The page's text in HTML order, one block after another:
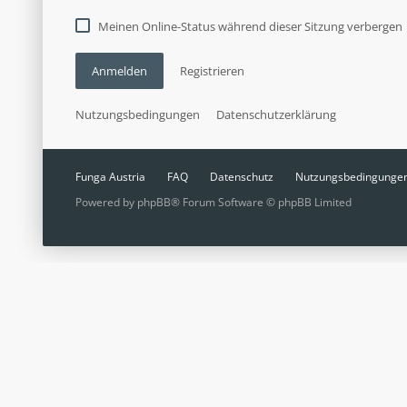
Meinen Online-Status während dieser Sitzung verbergen
Anmelden Registrieren
Nutzungsbedingungen Datenschutzerklärung
Funga Austria FAQ Datenschutz
Powered by phpBB® Forum Software © phpBB Limited